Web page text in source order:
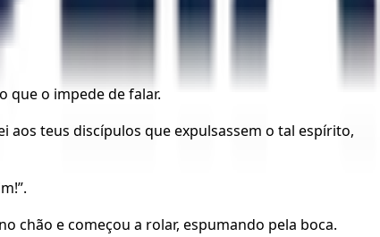
que o impede de falar.
aos teus discípulos que expulsassem o tal espírito,
chão e começou a rolar, espumando pela boca.